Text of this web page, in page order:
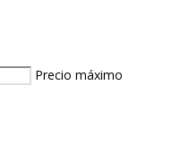
Precio máximo